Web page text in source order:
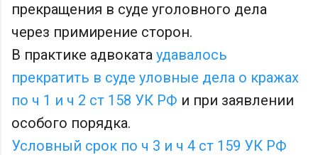
прекращения в суде уголовного дела
через примирение сторон.
В практике адвоката удавалось
прекратить в суде уловные дела о кражах
по ч 1 и ч 2 ст 158 УК РФ и при заявлении
особого порядка.
Условный срок по ч 3 и ч 4 ст 159 УК РФ